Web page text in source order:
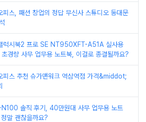
피스, 패션 창업의 정답 무신사 스튜디오 동대문
럭시북2 프로 SE NT950XFT-A51A 실사용
경량 사무 업무용 노트북, 이걸로 종결될까요?
피스 추천 슈가맨워크 역삼역점 가격&middot;
솔직 후기, 40만원대 사무 업무용 노트
말 괜찮을까요?